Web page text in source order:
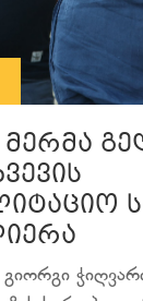
მერმა
გიორგი